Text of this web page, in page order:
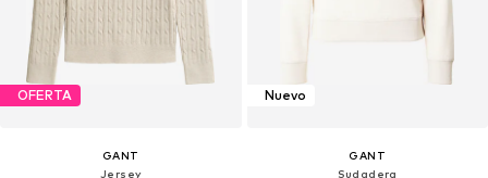
OFERTA
GANT
Jersey
Nuevo
GANT
Sudadera